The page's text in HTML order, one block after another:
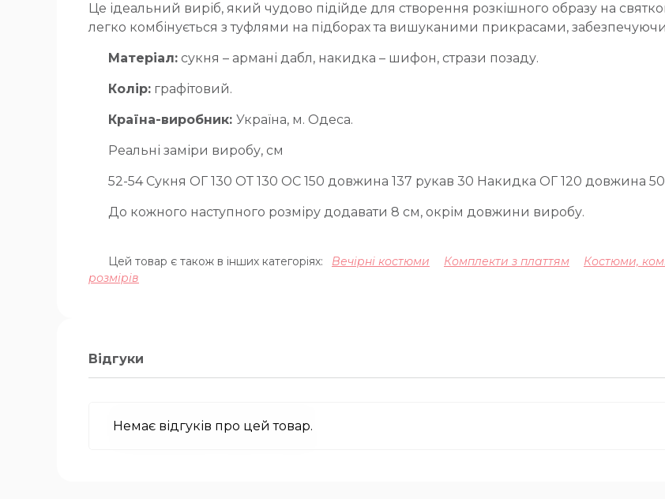
Це ідеальний виріб, який чудово підійде для створення розкішного образу на
легко комбінується з туфлями на підборах та вишуканими прикрасами, забезпечуючи
Матеріал: сукня – армані дабл, накидка – шифон, стрази позаду.
Колір: графітовий.
Країна-виробник: Україна, м. Одеса.
Реальні заміри виробу, см
52-54 Сукня ОГ 130 ОТ 130 ОС 150 довжина 137 рукав 30 Накидка ОГ 120 довжина
До кожного наступного розміру додавати 8 см, окрім довжини виробу.
Цей товар є також в інших категоріях: Вечірні костюми Комплекти з платтям Костюми,
розмірів
Відгуки
Немає відгуків про цей товар.